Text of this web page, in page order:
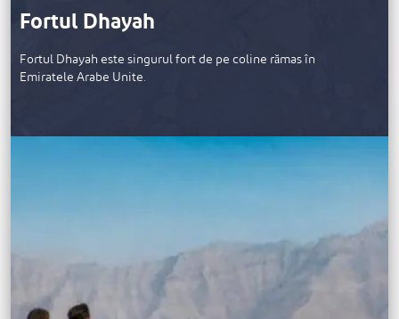
Fortul Dhayah
Fortul Dhayah este singurul fort de pe coline rămas în
Emiratele Arabe Unite.